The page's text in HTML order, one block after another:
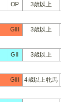
OP 3歳以上
GIII 3歳以上
GII 3歳以上
GIII 4歳以上牝馬